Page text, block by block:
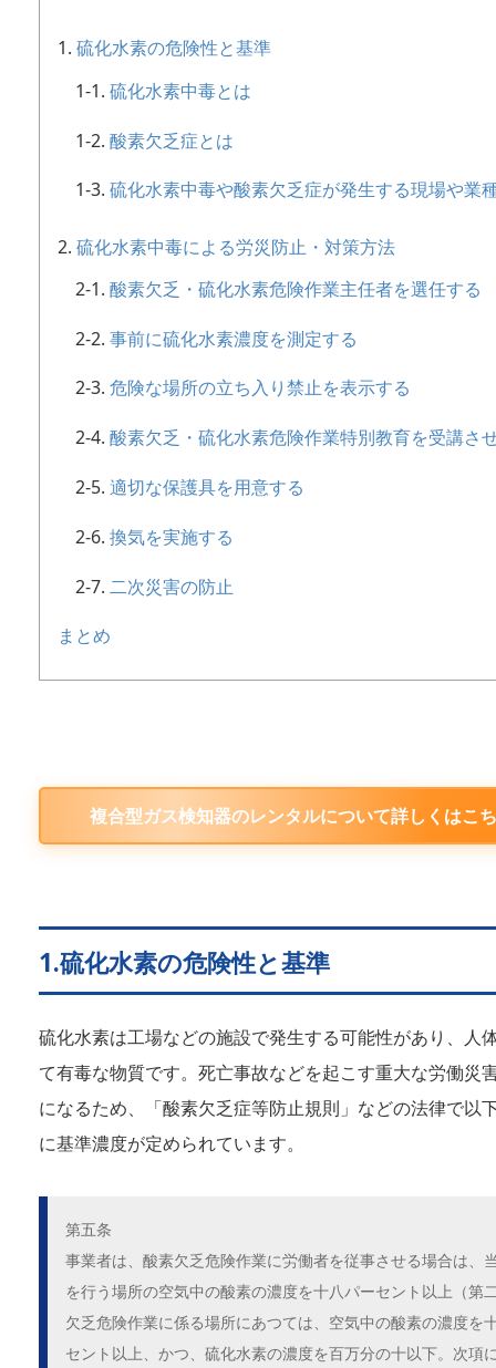
硫化水素の危険性と基準
硫化水素中毒とは
酸素欠乏症とは
硫化水素中毒や酸素欠乏症が発生する現場や業
硫化水素中毒による労災防止・対策方法
酸素欠乏・硫化水素危険作業主任者を選任する
事前に硫化水素濃度を測定する
危険な場所の立ち入り禁止を表示する
酸素欠乏・硫化水素危険作業特別教育を受講さ
適切な保護具を用意する
換気を実施する
二次災害の防止
まとめ
複合型ガス検知器のレンタルについて詳しくはこ
1.硫化水素の危険性と基準
硫化水素は工場などの施設で発生する可能性があり、人
て有毒な物質です。死亡事故などを起こす重大な労働災
になるため、「酸素欠乏症等防止規則」などの法律で以
に基準濃度が定められています。
第五条
事業者は、酸素欠乏危険作業に労働者を従事させる場合は、
を行う場所の空気中の酸素の濃度を十八パーセント以上（第
欠乏危険作業に係る場所にあつては、空気中の酸素の濃度を
セント以上、かつ、硫化水素の濃度を百万分の十以下。次項